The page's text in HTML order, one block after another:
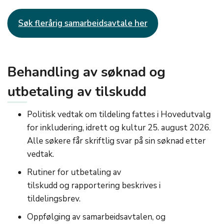
Søk flerårig samarbeidsavtale her
Behandling av søknad og
utbetaling av tilskudd
Politisk vedtak om tildeling fattes i Hovedutvalg
for inkludering, idrett og kultur 25. august 2026.
Alle søkere får skriftlig svar på sin søknad etter
vedtak.
Rutiner for utbetaling av
tilskudd og rapportering beskrives i
tildelingsbrev.
Oppfølging av samarbeidsavtalen, og